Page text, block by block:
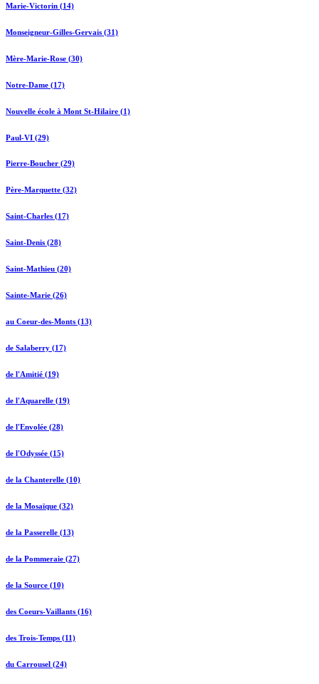
Marie-Victorin (14)
Monseigneur-Gilles-Gervais (31)
Mère-Marie-Rose (30)
Notre-Dame (17)
Nouvelle école à Mont St-Hilaire (1)
Paul-VI (29)
Pierre-Boucher (29)
Père-Marquette (32)
Saint-Charles (17)
Saint-Denis (28)
Saint-Mathieu (20)
Sainte-Marie (26)
au Coeur-des-Monts (13)
de Salaberry (17)
de l'Amitié (19)
de l'Aquarelle (19)
de l'Envolée (28)
de l'Odyssée (15)
de la Chanterelle (10)
de la Mosaïque (32)
de la Passerelle (13)
de la Pommeraie (27)
de la Source (10)
des Coeurs-Vaillants (16)
des Trois-Temps (11)
du Carrousel (24)